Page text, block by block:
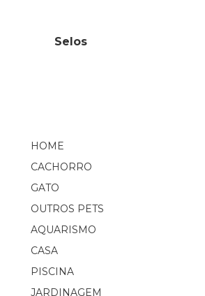
HOME
CACHORRO
GATO
OUTROS PETS
AQUARISMO
CASA
PISCINA
JARDINAGEM
Selos